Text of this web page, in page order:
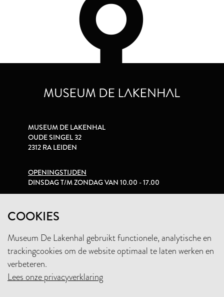
COOKIES
Museum De Lakenhal gebruikt functionele, analytische en
trackingcookies om de website optimaal te laten werken en
verbeteren.
Lees onze privacyverklaring
MUSEUM DE LAKENHAL
OUDE SINGEL 32
2312 RA LEIDEN
OPENINGSTIJDEN
DINSDAG T/M ZONDAG VAN 10.00 - 17.00
+31 (0)71 5165360
INFO@LAKENHAL.NL
STEUN HET MUSEUM